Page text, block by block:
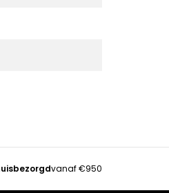
vanaf €950